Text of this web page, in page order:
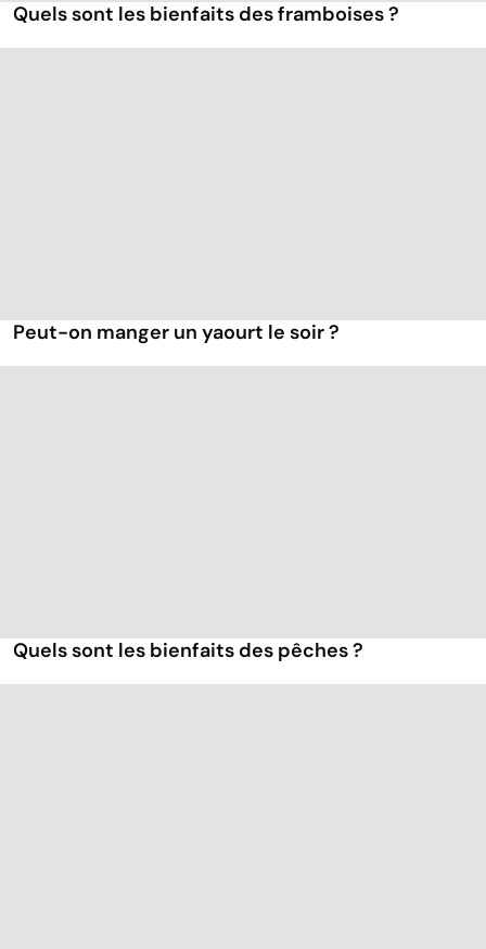
Quels sont les bienfaits des framboises ?
Peut-on manger un yaourt le soir ?
Quels sont les bienfaits des pêches ?